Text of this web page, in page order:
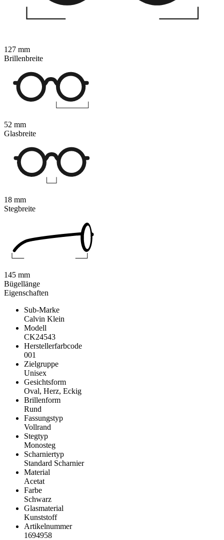
Eigenschaften
Sub-Marke
Calvin Klein
Modell
CK24543
Herstellerfarbcode
001
Zielgruppe
Unisex
Gesichtsform
Oval, Herz, Eckig
Brillenform
Rund
Fassungstyp
Vollrand
Stegtyp
Monosteg
Scharniertyp
Standard Scharnier
Material
Acetat
Farbe
Schwarz
Glasmaterial
Kunststoff
Artikelnummer
1694958
127 mm
Brillenbreite
52 mm
Glasbreite
18 mm
Stegbreite
145 mm
Bügellänge